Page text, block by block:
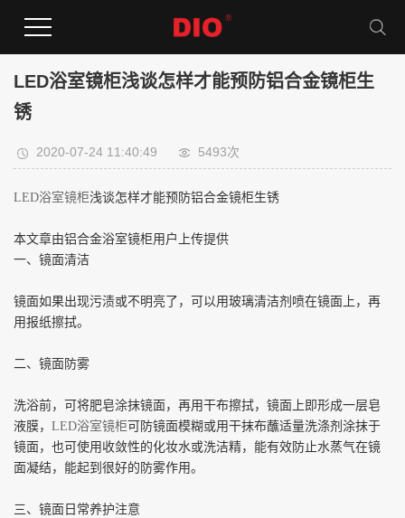
LED浴室镜柜​浅谈怎样才能预防铝合金镜柜生
锈
2020-07-24 11:40:49 5493次
LED浴室镜柜浅谈怎样才能预防铝合金镜柜生锈
本文章由铝合金浴室镜柜用户上传提供
一、镜面清洁
镜面如果出现污渍或不明亮了，可以用玻璃清洁剂喷在镜面上，再
用报纸擦拭。
二、镜面防雾
洗浴前，可将肥皂涂抹镜面，再用干布擦拭，镜面上即形成一层皂
液膜， LED浴室镜柜 可防镜面模糊或用干抹布蘸适量洗涤剂涂抹于
镜面，也可使用收敛性的化妆水或洗洁精，能有效防止水蒸气在镜
面凝结，能起到很好的防雾作用。
三、镜面日常养护注意